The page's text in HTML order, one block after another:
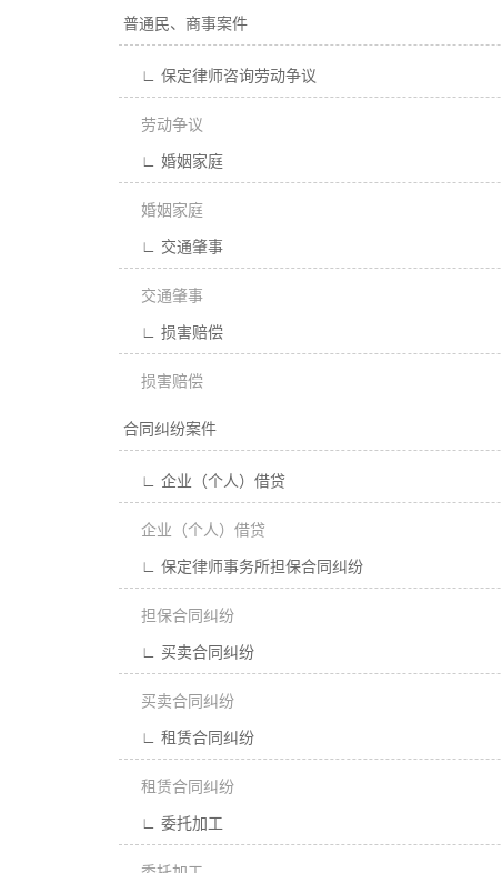
普通民、商事案件
∟ 保定律师咨询劳动争议
劳动争议
∟ 婚姻家庭
婚姻家庭
∟ 交通肇事
交通肇事
∟ 损害赔偿
损害赔偿
合同纠纷案件
∟ 企业（个人）借贷
企业（个人）借贷
∟ 保定律师事务所担保合同纠纷
担保合同纠纷
∟ 买卖合同纠纷
买卖合同纠纷
∟ 租赁合同纠纷
租赁合同纠纷
∟ 委托加工